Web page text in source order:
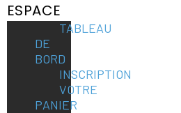
ESPACE
TABLEAU
DE
BORD
INSCRIPTION
VOTRE
PANIER